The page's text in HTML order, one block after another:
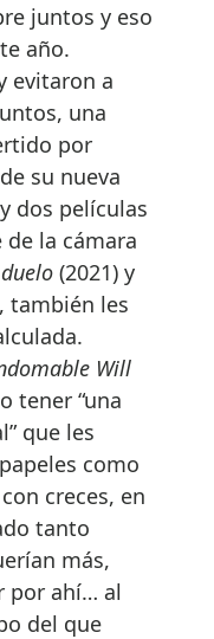
juntos y eso
año.
evitaron a
una
por
su nueva
dos películas
la cámara
(2021) y
también les
Will
tener “una
que les
como
creces, en
tanto
más,
por ahí… al
del que